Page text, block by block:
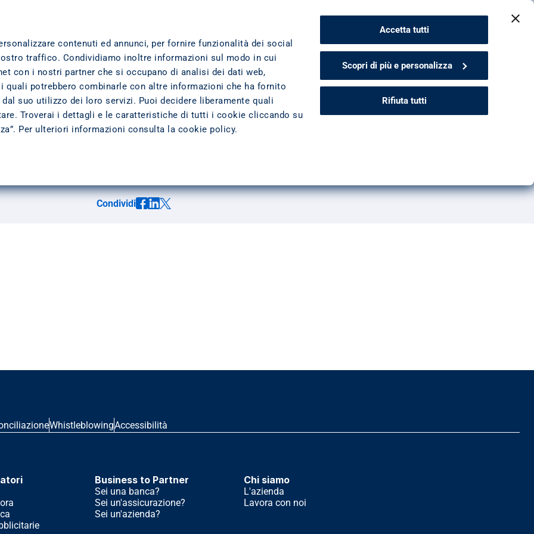
contenuti ed annunci, per fornire funzionalità dei social
traffico. Condividiamo inoltre informazioni sul modo in cui
con i nostri partner che si occupano di analisi dei dati web,
quali potrebbero combinarle con altre informazioni che ha fornito
suo utilizzo dei loro servizi. Puoi decidere liberamente quali
Troverai i dettagli e le caratteristiche di tutti i cookie cliccando su
Per ulteriori informazioni consulta la cookie policy.
Accetta tutti
Scopri di più e personalizza
Rifiuta tutti
CONTATTACI
clientela è di grande attualità e interesse. Nell’elaborato, l’autore affronta la materia, in primis, in una prospettiva
descritte
e il principio di adeguatezza rispetto al profilo del cliente. Infine, l’autore termina la trattazione con alcuni riferimenti
Condividi
WhistleblowingAccessibilità
Business to Partner
Sei una banca?
Sei un'assicurazione?
Sei un'azienda?
Chi siamo
L'azienda
Lavora con noi